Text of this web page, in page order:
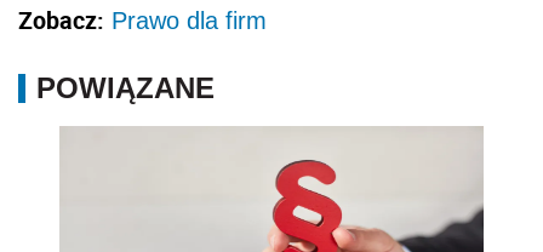
Zobacz: Prawo dla firm
POWIĄZANE